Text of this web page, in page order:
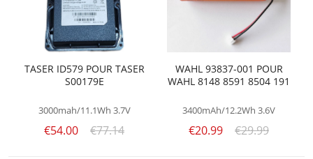
TASER ID579 POUR TASER
S00179E
3000mah/11.1Wh 3.7V
€54.00 €77.14
WAHL 93837-001 POUR
WAHL 8148 8591 8504 191
3400mAh/12.2Wh 3.6V
€20.99 €29.99